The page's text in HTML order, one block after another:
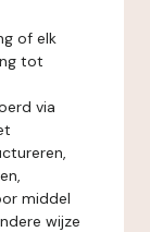
of elk
tot
via
middel
wijze